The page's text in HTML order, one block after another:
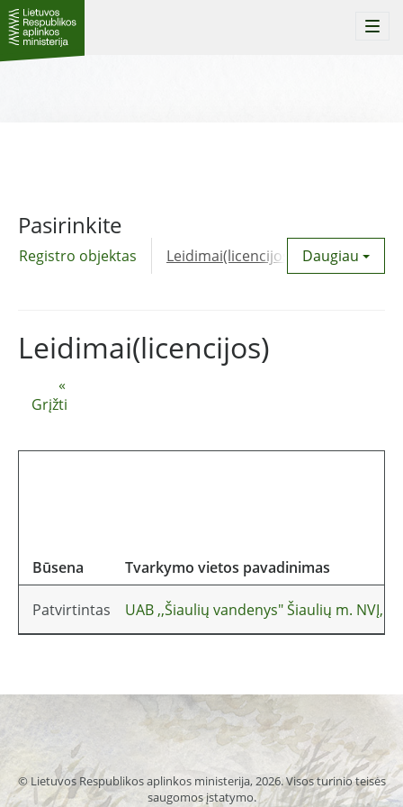
Pasirinkite
Registro objektas Leidimai(licencijos) Daugiau
«
Grįžti
Leidimai(licencijos)
Būsena Tvarkymo vietos pavadinimas
Patvirtintas UAB ,,Šiaulių vandenys" Šiaulių m.
© Lietuvos Respublikos aplinkos ministerija, 2026. Visos turinio teisės
saugomos įstatymo.